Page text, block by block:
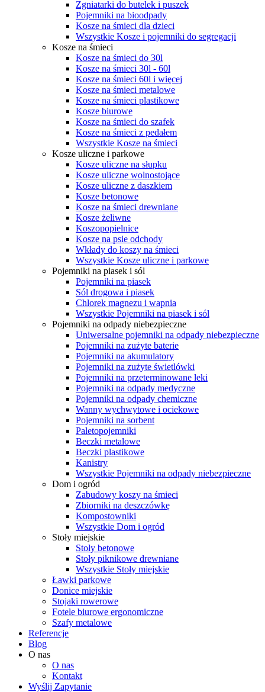
Zgniatarki do butelek i puszek
Pojemniki na bioodpady
Kosze na śmieci dla dzieci
Wszystkie Kosze i pojemniki do segregacji
Kosze na śmieci
Kosze na śmieci do 30l
Kosze na śmieci 30l - 60l
Kosze na śmieci 60l i więcej
Kosze na śmieci metalowe
Kosze na śmieci plastikowe
Kosze biurowe
Kosze na śmieci do szafek
Kosze na śmieci z pedałem
Wszystkie Kosze na śmieci
Kosze uliczne i parkowe
Kosze uliczne na słupku
Kosze uliczne wolnostojące
Kosze uliczne z daszkiem
Kosze betonowe
Kosze na śmieci drewniane
Kosze żeliwne
Koszopopielnice
Kosze na psie odchody
Wkłady do koszy na śmieci
Wszystkie Kosze uliczne i parkowe
Pojemniki na piasek i sól
Pojemniki na piasek
Sól drogowa i piasek
Chlorek magnezu i wapnia
Wszystkie Pojemniki na piasek i sól
Pojemniki na odpady niebezpieczne
Uniwersalne pojemniki na odpady niebezpieczne
Pojemniki na zużyte baterie
Pojemniki na akumulatory
Pojemniki na zużyte świetlówki
Pojemniki na przeterminowane leki
Pojemniki na odpady medyczne
Pojemniki na odpady chemiczne
Wanny wychwytowe i ociekowe
Pojemniki na sorbent
Paletopojemniki
Beczki metalowe
Beczki plastikowe
Kanistry
Wszystkie Pojemniki na odpady niebezpieczne
Dom i ogród
Zabudowy koszy na śmieci
Zbiorniki na deszczówkę
Kompostowniki
Wszystkie Dom i ogród
Stoły miejskie
Stoły betonowe
Stoły piknikowe drewniane
Wszystkie Stoły miejskie
Ławki parkowe
Donice miejskie
Stojaki rowerowe
Fotele biurowe ergonomiczne
Szafy metalowe
Referencje
Blog
O nas
O nas
Kontakt
Wyślij Zapytanie